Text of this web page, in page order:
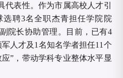
代表性。作为市属高校人才引
聘3名全职杰青担任学院院
院长协助管理。目前，已有4
人才及1名知名学者担任11个
”，带动学科专业整体水平显